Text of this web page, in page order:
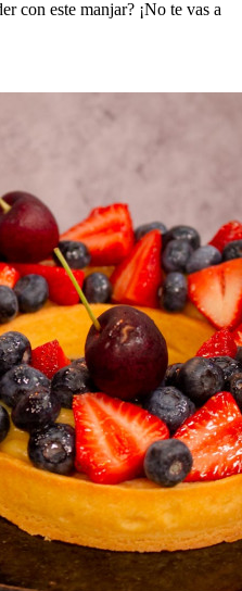
con este manjar? ¡No te vas a